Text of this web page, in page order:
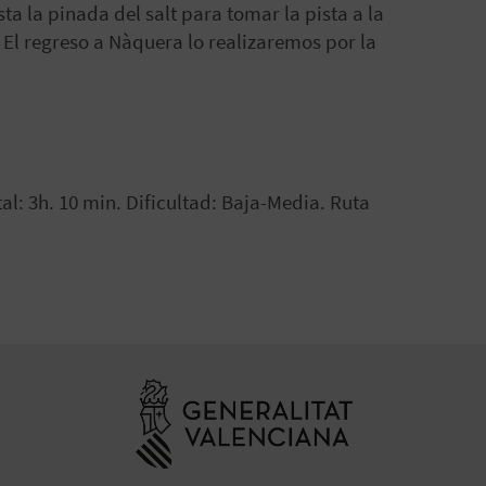
la pinada del salt para tomar la pista a la
regreso a Nàquera lo realizaremos por la
3h. 10 min. Dificultad: Baja-Media. Ruta